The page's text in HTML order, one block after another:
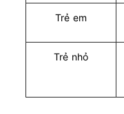
Trẻ em
Trẻ nhỏ